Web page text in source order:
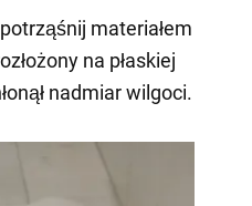
materiałem
na płaskiej
nadmiar wilgoci.